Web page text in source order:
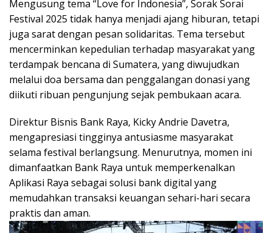
Mengusung tema “Love for Indonesia”, Sorak Sorai
Festival 2025 tidak hanya menjadi ajang hiburan, tetapi
juga sarat dengan pesan solidaritas. Tema tersebut
mencerminkan kepedulian terhadap masyarakat yang
terdampak bencana di Sumatera, yang diwujudkan
melalui doa bersama dan penggalangan donasi yang
diikuti ribuan pengunjung sejak pembukaan acara.
Direktur Bisnis Bank Raya, Kicky Andrie Davetra,
mengapresiasi tingginya antusiasme masyarakat
selama festival berlangsung. Menurutnya, momen ini
dimanfaatkan Bank Raya untuk memperkenalkan
Aplikasi Raya sebagai solusi bank digital yang
memudahkan transaksi keuangan sehari-hari secara
praktis dan aman.